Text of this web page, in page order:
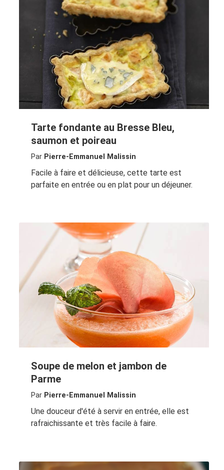
Tarte fondante au Bresse Bleu,
saumon et poireau
Par Pierre-Emmanuel Malissin
Facile à faire et délicieuse, cette tarte est
parfaite en entrée ou en plat pour un déjeuner.
Soupe de melon et jambon de
Parme
Par Pierre-Emmanuel Malissin
Une douceur d'été à servir en entrée, elle est
rafraichissante et très facile à faire.